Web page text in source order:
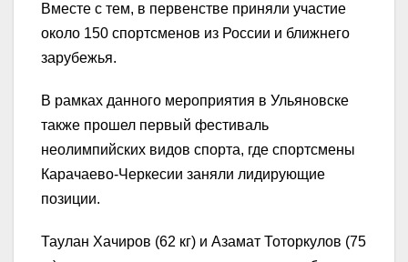
Вместе с тем, в первенстве приняли участие
около 150 спортсменов из России и ближнего
зарубежья.
В рамках данного мероприятия в Ульяновске
также прошел первый фестиваль
неолимпийских видов спорта, где спортсмены
Карачаево-Черкесии заняли лидирующие
позиции.
Таулан Хачиров (62 кг) и Азамат Тоторкулов (75